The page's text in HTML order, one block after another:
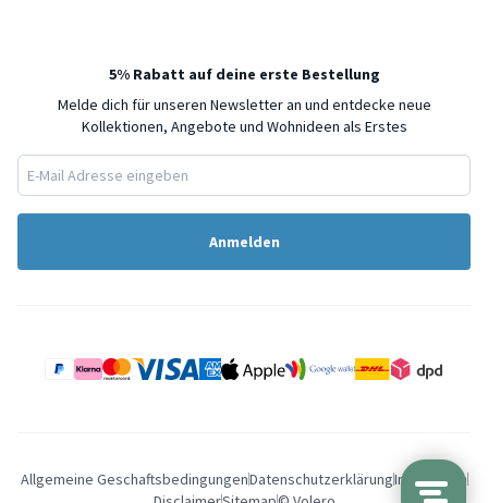
5% Rabatt auf deine erste Bestellung
Melde dich für unseren Newsletter an und entdecke neue
Kollektionen, Angebote und Wohnideen als Erstes
Anmelden
Allgemeine GeschaftsbedingungenDatenschutzerklärungImpressum